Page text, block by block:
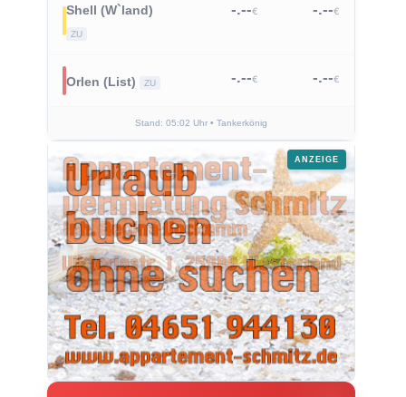
Shell (W`land)
ZU
-.--€ -.--€
Orlen (List) ZU -.--€ -.--€
Stand: 05:02 Uhr • Tankerkönig